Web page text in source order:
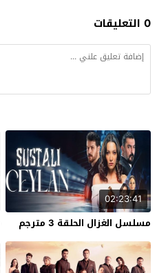
0 التعليقات
02:23:41
مسلسل الغزال الحلقة 3 مترجم